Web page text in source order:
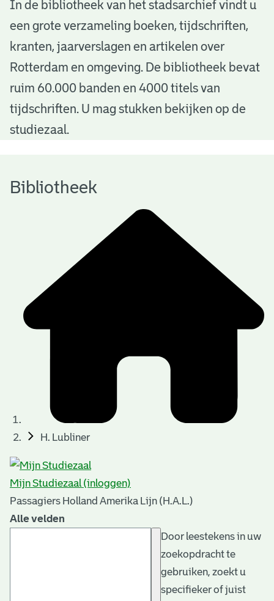
B
b
o
h
In de bibliotheek van het stadsarchief vindt u
een grote verzameling boeken, tijdschriften,
kranten, jaarverslagen en artikelen over
Rotterdam en omgeving. De bibliotheek bevat
ruim 60.000 banden en 4000 titels van
tijdschriften. U mag stukken bekijken op de
studiezaal.
Bibliotheek
H. Lubliner
Mijn Studiezaal (inloggen)
Passagiers Holland Amerika Lijn (H.A.L.)
Alle velden
Door leestekens in uw
zoekopdracht te
gebruiken, zoekt u
specifieker of juist